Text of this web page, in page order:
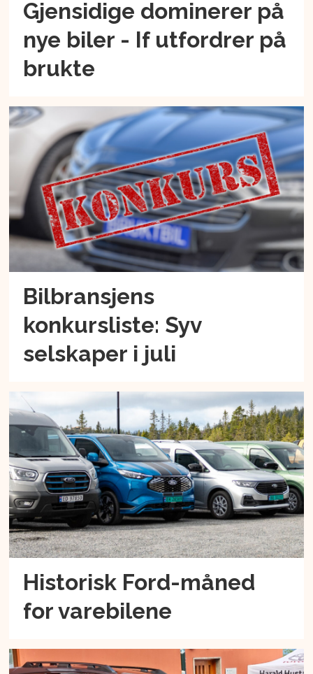
Gjensidige dominerer på
nye biler - If utfordrer på
brukte
Bilbransjens
konkursliste: Syv
selskaper i juli
Historisk Ford-måned
for varebilene